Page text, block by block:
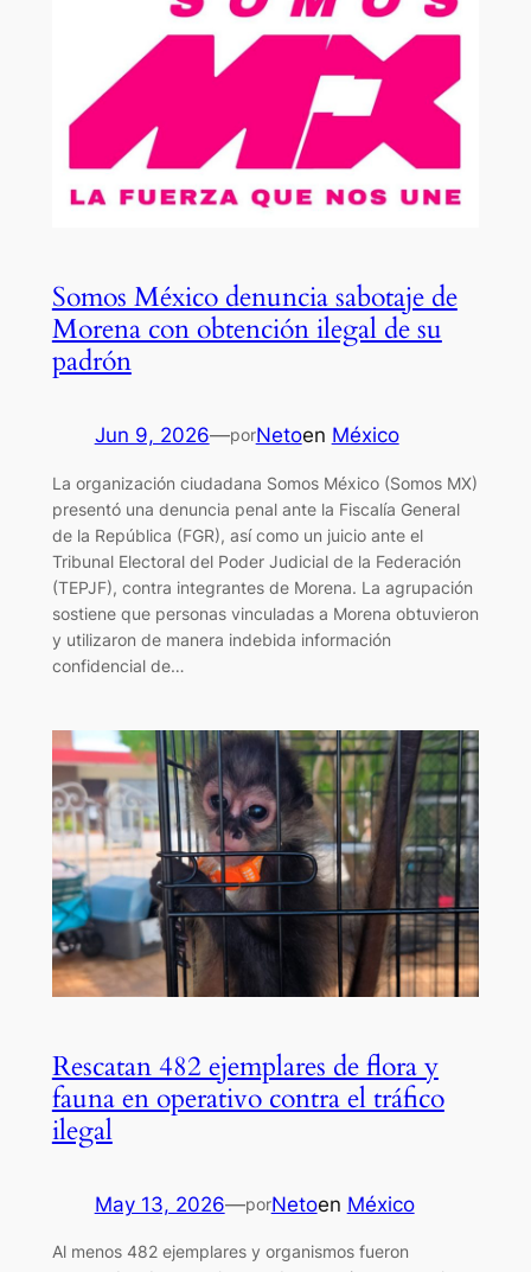
Somos México denuncia sabotaje de
Morena con obtención ilegal de su
padrón
Jun 9, 2026—porNetoen México
La organización ciudadana Somos México (Somos MX)
presentó una denuncia penal ante la Fiscalía General
de la República (FGR), así como un juicio ante el
Tribunal Electoral del Poder Judicial de la Federación
(TEPJF), contra integrantes de Morena. La agrupación
sostiene que personas vinculadas a Morena obtuvieron
y utilizaron de manera indebida información
confidencial de…
Rescatan 482 ejemplares de flora y
fauna en operativo contra el tráfico
ilegal
May 13, 2026—porNetoen México
Al menos 482 ejemplares y organismos fueron